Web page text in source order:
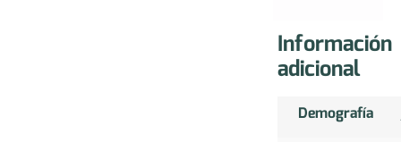
Información
adicional
Demografía